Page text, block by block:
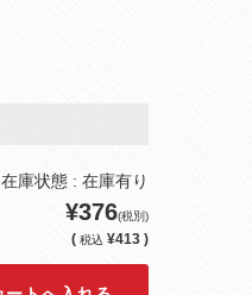
在庫状態 : 在庫有り
¥376(税別)
( 税込 ¥413 )